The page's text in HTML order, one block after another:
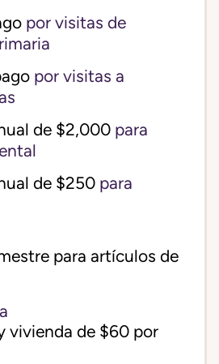
por visitas de
por visitas a
de $2,000 para
de $250 para
para artículos de
vivienda de $60 por